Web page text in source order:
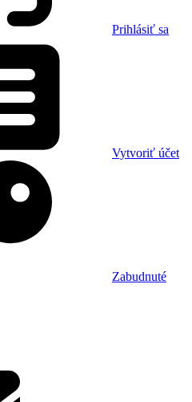
Prihlásiť sa
Vytvoriť účet
Zabudnuté